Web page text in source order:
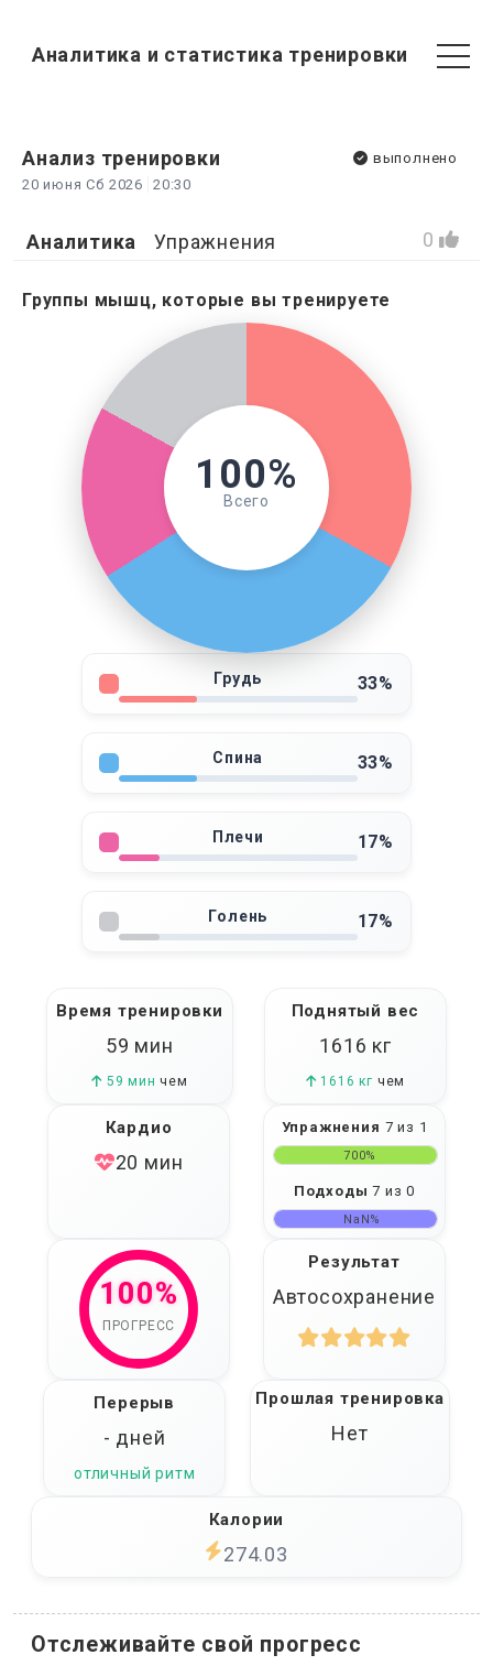
Аналитика и статистика тренировки
Анализ тренировки
20 июня Сб 2026 20:30
выполнено
Аналитика Упражнения 0
Группы мышц, которые вы тренируете
100%
Всего
Грудь 33%
Спина 33%
Плечи 17%
Голень 17%
Время тренировки
59 мин
59 мин чем
Поднятый вес
1616 кг
1616 кг чем
Кардио
20 мин
Упражнения 7 из 1
700%
Подходы7 из 0
NaN%
100%
ПРОГРЕСС
Результат
Автосохранение
Перерыв
- дней
отличный ритм
Прошлая тренировка
Нет
Калории
274.03
Отслеживайте свой прогресс